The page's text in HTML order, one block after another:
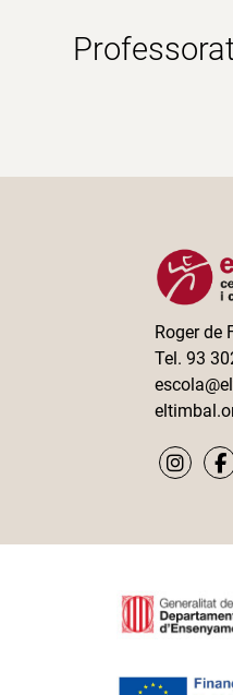
Roger de
Tel. 93